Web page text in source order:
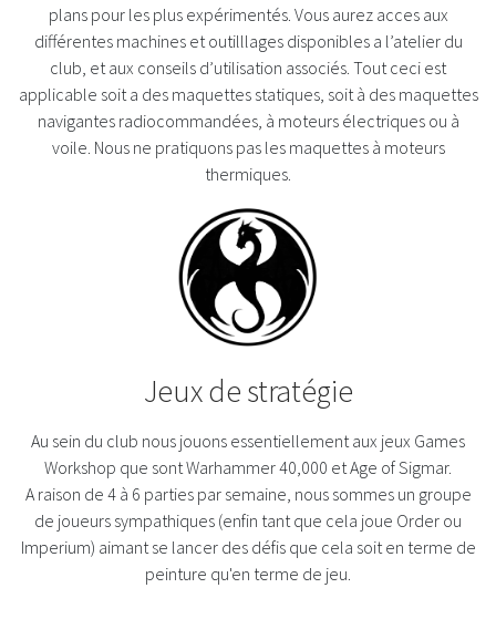
plans pour les plus expérimentés. Vous aurez acces aux
différentes machines et outilllages disponibles a l’atelier du
club, et aux conseils d’utilisation associés. Tout ceci est
applicable soit a des maquettes statiques, soit à des maquettes
navigantes radiocommandées, à moteurs électriques ou à
voile. Nous ne pratiquons pas les maquettes à moteurs
thermiques.
Jeux de stratégie
Au sein du club nous jouons essentiellement aux jeux Games
Workshop que sont Warhammer 40,000 et Age of Sigmar.
A raison de 4 à 6 parties par semaine, nous sommes un groupe
de joueurs sympathiques (enfin tant que cela joue Order ou
Imperium) aimant se lancer des défis que cela soit en terme de
peinture qu'en terme de jeu.